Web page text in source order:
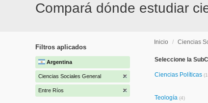
Compará dónde estudiar
Filtros aplicados
Argentina
Ciencias Sociales General
Entre Ríos
Inicio / Ciencias
Seleccione la
Ciencias Políticas
Teología (4)